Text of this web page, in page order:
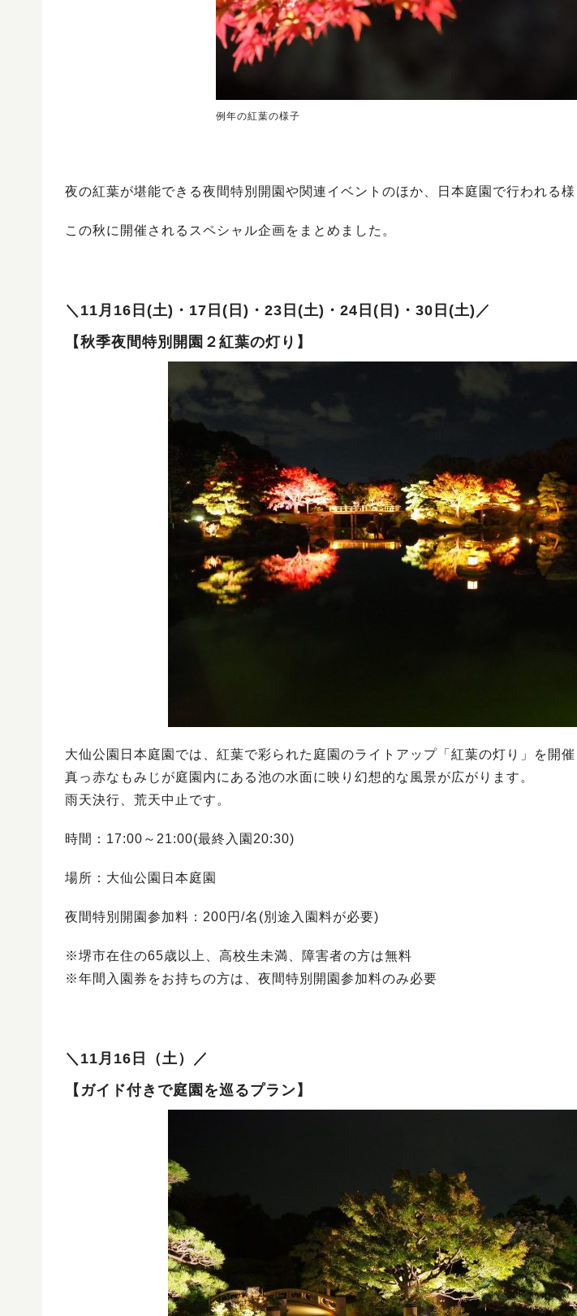
例年の紅葉の様子
夜の紅葉が堪能できる夜間特別開園や関連イベントのほか、日本庭園で行われる様
この秋に開催されるスペシャル企画をまとめました。
＼11月16日(土)・17日(日)・23日(土)・24日(日)・30日(土)／
【秋季夜間特別開園２紅葉の灯り 】
大仙公園日本庭園では、紅葉で彩られた庭園のライトアップ「紅葉の灯り」を開催
真っ赤なもみじが庭園内にある池の水面に映り幻想的な風景が広がります。
雨天決行、荒天中止です。
時間：17:00～21:00(最終入園20:30)
場所：大仙公園日本庭園
夜間特別開園参加料：200円/名(別途入園料が必要)
※堺市在住の65歳以上、高校生未満、障害者の方は無料
※年間入園券をお持ちの方は、夜間特別開園参加料のみ必要
＼11月16日（土）／
【 ガイド付きで庭園を巡るプラン 】